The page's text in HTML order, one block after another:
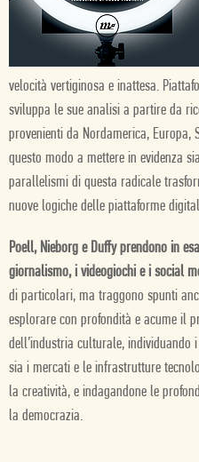
velocità vertiginosa e inattesa.
sviluppa le sue analisi a partire da
provenienti da Nordamerica, Europa,
questo modo a mettere in evidenza
parallelismi di questa radicale
nuove logiche delle piattaforme
Poell, Nieborg e Duffy prendono in
giornalismo, i videogiochi e i social
di particolari, ma traggono spunti
esplorare con profondità e acume il
dell’industria culturale, individuando
sia i mercati e le infrastrutture
la creatività, e indagandone le
la democrazia.